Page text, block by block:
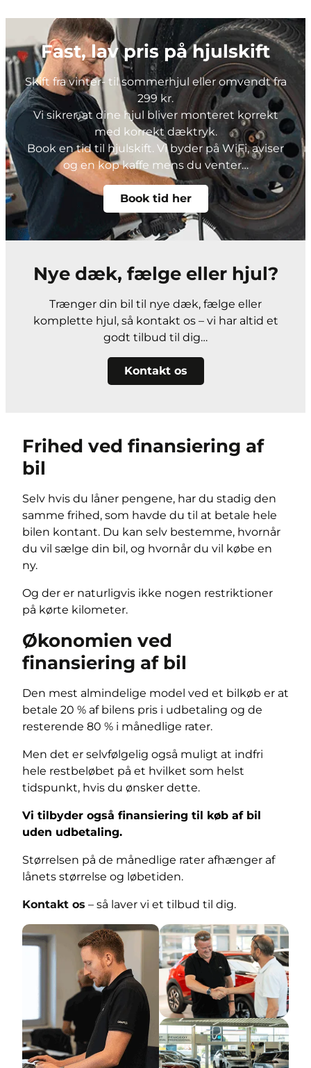
Fast, lav pris på hjulskift
Skift fra vinter- til sommerhjul eller omvendt fra
299 kr.
Vi sikrer, at dine hjul bliver monteret korrekt
med korrekt dæktryk.
Book en tid til hjulskift. Vi byder på WiFi, aviser
og en kop kaffe mens du venter…
Book tid her
Nye dæk, fælge eller hjul?
Trænger din bil til nye dæk, fælge eller
komplette hjul, så kontakt os – vi har altid et
godt tilbud til dig…
Kontakt os
Frihed ved finansiering af
bil
Selv hvis du låner pengene, har du stadig den
samme frihed, som havde du til at betale hele
bilen kontant. Du kan selv bestemme, hvornår
du vil sælge din bil, og hvornår du vil købe en
ny.
Og der er naturligvis ikke nogen restriktioner
på kørte kilometer.
Økonomien ved
finansiering af bil
Den mest almindelige model ved et bilkøb er at
betale 20 % af bilens pris i udbetaling og de
resterende 80 % i månedlige rater.
Men det er selvfølgelig også muligt at indfri
hele restbeløbet på et hvilket som helst
tidspunkt, hvis du ønsker dette.
Vi tilbyder også finansiering til køb af bil
uden udbetaling.
Størrelsen på de månedlige rater afhænger af
lånets størrelse og løbetiden.
Kontakt os – så laver vi et tilbud til dig.